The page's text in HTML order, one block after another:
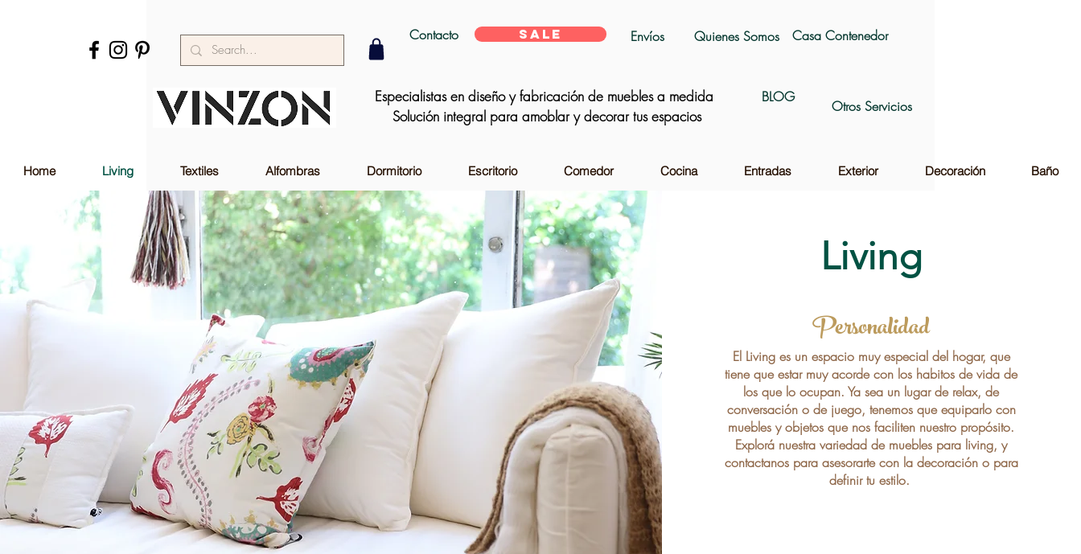
Contacto SALE Envíos Quienes Somos Casa Contenedor
Especialistas en diseño y fabricación de muebles a medida
Solución integral para amoblar y decorar tus espacios
BLOG
Otros Servicios
Home Living Textiles Alfombras Dormitorio Escritorio Comedor Cocina Entradas Exterior Decoración Baño
Living
Personalidad
El Living es un espacio muy especial del hogar, que
tiene que estar muy acorde con los habitos de vida de
los que lo ocupan. Ya sea un lugar de relax, de
conversación o de juego, tenemos que equiparlo con
muebles y objetos que nos faciliten nuestro propósito.
Explorá nuestra variedad de muebles para living, y
contactanos para asesorarte con la decoración o para
definir tu estilo.